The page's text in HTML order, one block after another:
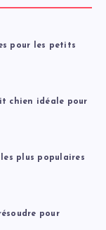
pour les petits
chien idéale pour
plus populaires
pour